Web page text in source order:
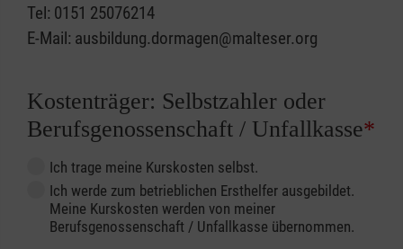
Tel: 0151 25076214
E-Mail: ausbildung.dormagen@malteser.org
Kostenträger: Selbstzahler oder
Berufsgenossenschaft / Unfallkasse*
Ich trage meine Kurskosten selbst.
Ich werde zum betrieblichen Ersthelfer ausgebildet.
Meine Kurskosten werden von meiner
Berufsgenossenschaft / Unfallkasse übernommen.